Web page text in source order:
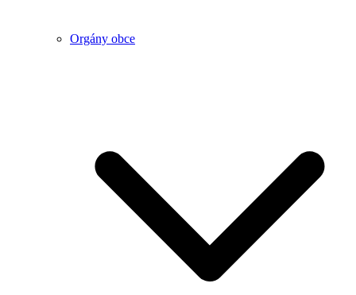
Orgány obce